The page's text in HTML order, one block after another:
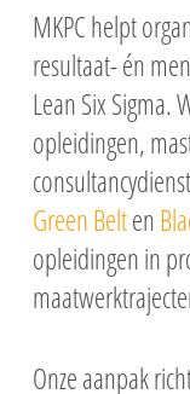
MKPChelpt
resultaat- én
Lean Six Sigma.
opleidingen,
Green Belten
opleidingen in
Onze aanpak